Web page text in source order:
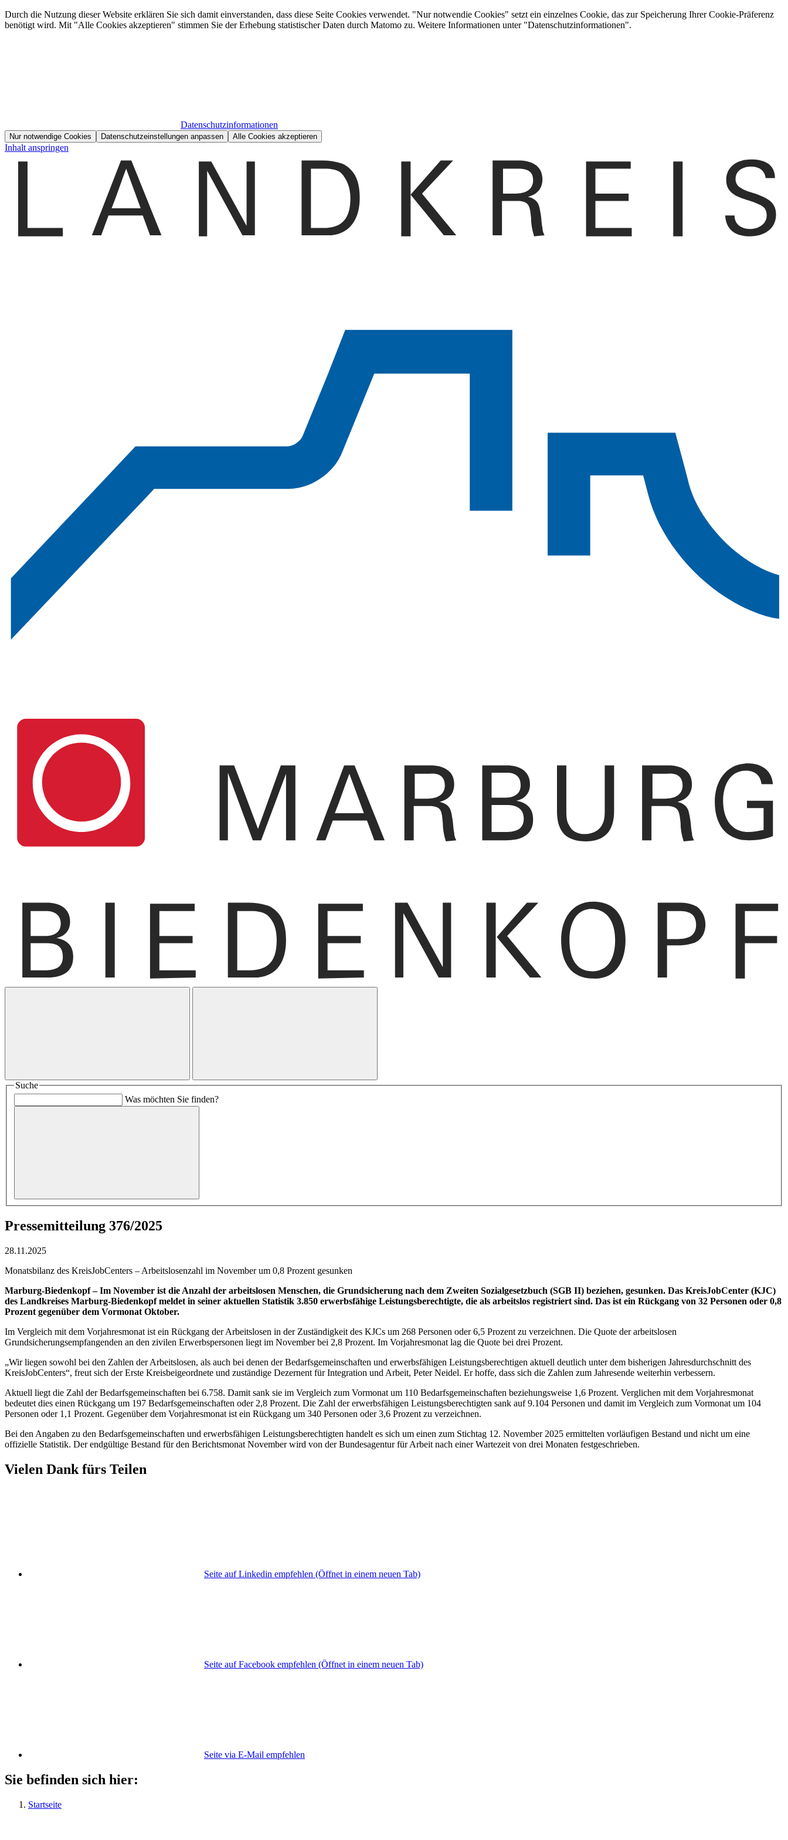
Durch die Nutzung dieser Website erklären Sie sich damit einverstanden, dass diese Seite Cookies verwendet. "Nur notwendie Cookies" setzt ein einzelnes Cookie, das zur Speicherung Ihrer Cookie-Präferenz
benötigt wird. Mit "Alle Cookies akzeptieren" stimmen Sie der Erhebung statistischer Daten durch Matomo zu. Weitere Informationen unter "Datenschutzinformationen".
Datenschutzinformationen
Nur notwendige Cookies Datenschutzeinstellungen anpassen Alle Cookies akzeptieren
Inhalt anspringen
Suche
Was möchten Sie finden?
Pressemitteilung 376/2025
28.11.2025
Monatsbilanz des KreisJobCenters – Arbeitslosenzahl im November um 0,8 Prozent gesunken
Marburg-Biedenkopf – Im November ist die Anzahl der arbeitslosen Menschen, die Grundsicherung nach dem Zweiten Sozialgesetzbuch (SGB II) beziehen, gesunken. Das KreisJobCenter (KJC)
des Landkreises Marburg-Biedenkopf meldet in seiner aktuellen Statistik 3.850 erwerbsfähige Leistungsberechtigte, die als arbeitslos registriert sind. Das ist ein Rückgang von 32 Personen oder 0,8
Prozent gegenüber dem Vormonat Oktober.
Im Vergleich mit dem Vorjahresmonat ist ein Rückgang der Arbeitslosen in der Zuständigkeit des KJCs um 268 Personen oder 6,5 Prozent zu verzeichnen. Die Quote der arbeitslosen
Grundsicherungsempfangenden an den zivilen Erwerbspersonen liegt im November bei 2,8 Prozent. Im Vorjahresmonat lag die Quote bei drei Prozent.
„Wir liegen sowohl bei den Zahlen der Arbeitslosen, als auch bei denen der Bedarfsgemeinschaften und erwerbsfähigen Leistungsberechtigen aktuell deutlich unter dem bisherigen Jahresdurchschnitt des
KreisJobCenters“, freut sich der Erste Kreisbeigeordnete und zuständige Dezernent für Integration und Arbeit, Peter Neidel. Er hoffe, dass sich die Zahlen zum Jahresende weiterhin verbessern.
Aktuell liegt die Zahl der Bedarfsgemeinschaften bei 6.758. Damit sank sie im Vergleich zum Vormonat um 110 Bedarfsgemeinschaften beziehungsweise 1,6 Prozent. Verglichen mit dem Vorjahresmonat
bedeutet dies einen Rückgang um 197 Bedarfsgemeinschaften oder 2,8 Prozent. Die Zahl der erwerbsfähigen Leistungsberechtigten sank auf 9.104 Personen und damit im Vergleich zum Vormonat um 104
Personen oder 1,1 Prozent. Gegenüber dem Vorjahresmonat ist ein Rückgang um 340 Personen oder 3,6 Prozent zu verzeichnen.
Bei den Angaben zu den Bedarfsgemeinschaften und erwerbsfähigen Leistungsberechtigten handelt es sich um einen zum Stichtag 12. November 2025 ermittelten vorläufigen Bestand und nicht um eine
offizielle Statistik. Der endgültige Bestand für den Berichtsmonat November wird von der Bundesagentur für Arbeit nach einer Wartezeit von drei Monaten festgeschrieben.
Vielen Dank fürs Teilen
Seite auf Linkedin empfehlen (Öffnet in einem neuen Tab)
Seite auf Facebook empfehlen (Öffnet in einem neuen Tab)
Seite via E-Mail empfehlen
Sie befinden sich hier:
Startseite